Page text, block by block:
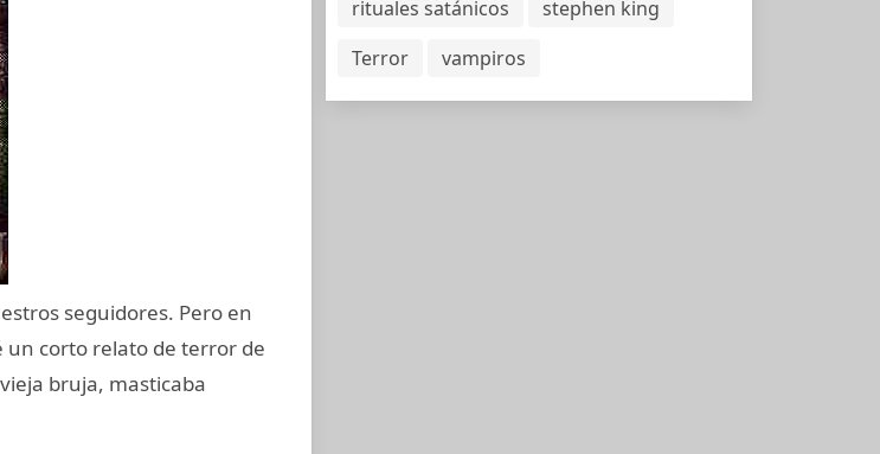
seguidores. Pero en
un corto relato de terror de
bruja, masticaba
rituales satánicos
stephen king
Terror
vampiros